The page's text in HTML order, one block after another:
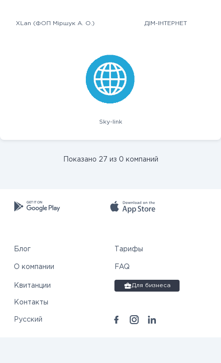
XLan (ФОП Міршук А. О.) ДІМ-ІНТЕРНЕТ
Sky-link
Показано 27 из 0 компаний
Блог Тарифы
О компании
Квитанции
FAQ
Контакты
Для бизнеса
Русский